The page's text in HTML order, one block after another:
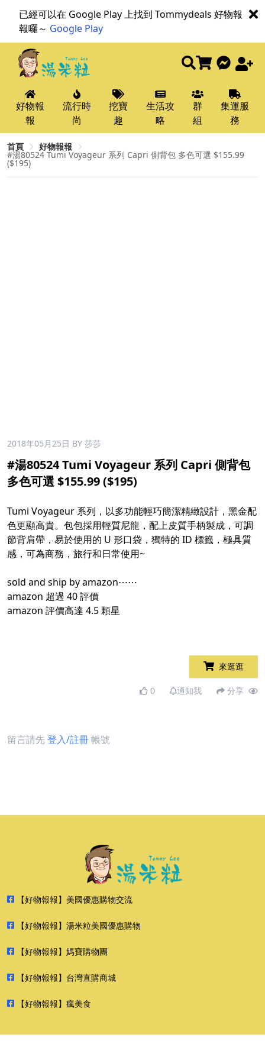
已經可以在 Google Play 上找到 Tommydeals 好物報
報囉～ Google Play
好物報
報
流行時
尚
挖寶
趣
生活攻
略
群
組
集運服
務
首頁 好物報報
#湯80524 Tumi Voyageur 系列 Capri 側背包 多色可選 $155.99
($195)
2018年05月25日 BY 莎莎
#湯80524 Tumi Voyageur 系列 Capri 側背包
多色可選 $155.99 ($195)
Tumi Voyageur 系列，以多功能輕巧簡潔精緻設計，黑金配
色更顯高貴。包包採用輕質尼龍，配上皮質手柄製成，可調
節背肩帶，易於使用的 U 形口袋，獨特的 ID 標籤，極具質
感，可為商務，旅行和日常使用~
sold and ship by amazon⋯⋯
amazon 超過 40 評價
amazon 評價高達 4.5 顆星
來逛逛
0 通知我 分享
留言請先登入/註冊帳號
【好物報報】美國優惠購物交流
【好物報報】湯米粒美國優惠購物
【好物報報】媽寶購物團
【好物報報】台灣直購商城
【好物報報】瘋美食